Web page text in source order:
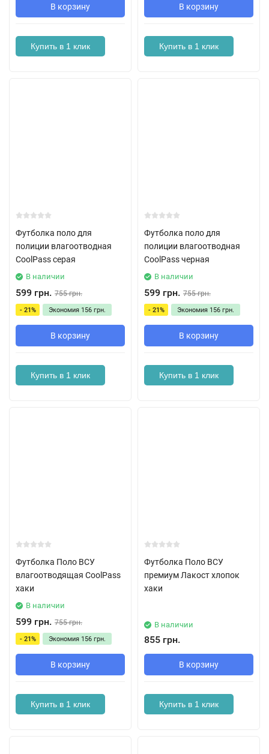
В корзину
Купить в 1 клик
В корзину
Купить в 1 клик
Футболка поло для
полиции влагоотводная
CoolPass серая
В наличии
599 грн. 755 грн.
- 21% Экономия 156 грн.
В корзину
Купить в 1 клик
Футболка поло для
полиции влагоотводная
CoolPass черная
В наличии
599 грн. 755 грн.
- 21% Экономия 156 грн.
В корзину
Купить в 1 клик
Футболка Поло ВСУ
влагоотводящая CoolPass
хаки
В наличии
599 грн. 755 грн.
- 21% Экономия 156 грн.
В корзину
Купить в 1 клик
Футболка Поло ВСУ
премиум Лакост хлопок
хаки
В наличии
855 грн.
В корзину
Купить в 1 клик